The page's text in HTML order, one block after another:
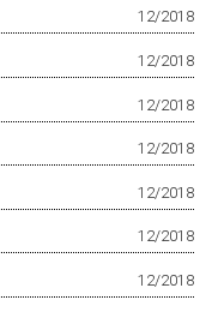
12/2018
12/2018
12/2018
12/2018
12/2018
12/2018
12/2018